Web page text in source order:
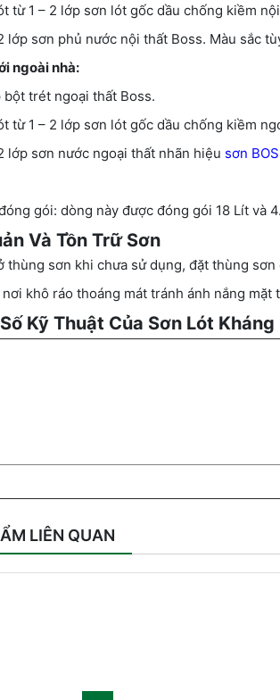
từ 1 – 2 lớp sơn lót gốc dầu chống kiềm
lớp sơn phủ nước nội thất Boss. Màu sắc
ngoài nhà:
bột trét ngoại thất Boss.
từ 1 – 2 lớp sơn lót gốc dầu chống kiềm
lớp sơn nước ngoại thất nhãn hiệu sơn
gói: dòng này được đóng gói 18 Lít và
Và Tồn Trữ Sơn
thùng sơn khi chưa sử dụng, đặt thùng
nơi khô ráo thoáng mát tránh ánh nắng
Kỹ Thuật Của Sơn Lót
LIÊN QUAN